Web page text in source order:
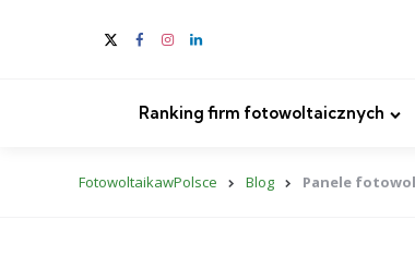
Ranking firm fotowoltaicznych
FotowoltaikawPolsce Blog Panele